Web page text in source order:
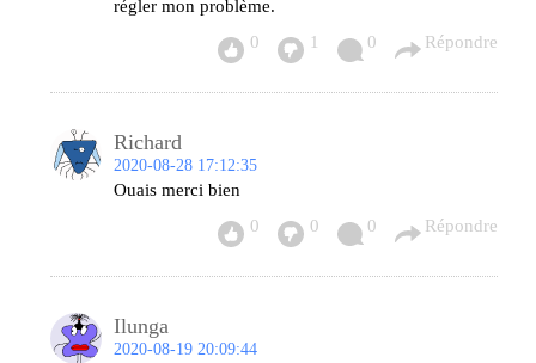
régler mon problème.
0
1 0 Répondre
Richard
2020-08-28 17:12:35
Ouais merci bien
0
0 0 Répondre
Ilunga
2020-08-19 20:09:44